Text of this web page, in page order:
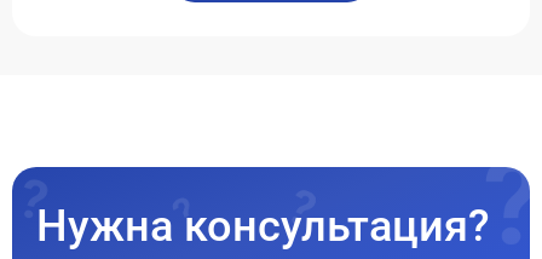
Нужна консультация?